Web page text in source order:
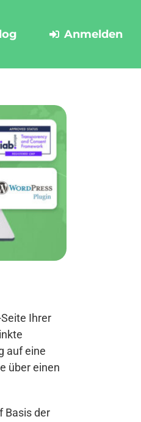
Anmelden
Ihrer
auf eine
über einen
Basis der